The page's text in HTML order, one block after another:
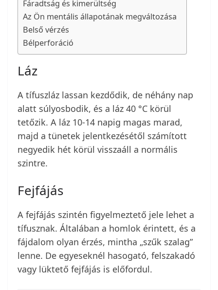
Fáradtság és kimerültség
Az Ön mentális állapotának megváltozása
Belső vérzés
Bélperforáció
Láz
A tífuszláz lassan kezdődik, de néhány nap
alatt súlyosbodik, és a láz 40 °C körül
tetőzik. A láz 10-14 napig magas marad,
majd a tünetek jelentkezésétől számított
negyedik hét körül visszaáll a normális
szintre.
Fejfájás
A fejfájás szintén figyelmeztető jele lehet a
tífusznak. Általában a homlok érintett, és a
fájdalom olyan érzés, mintha „szűk szalag”
lenne. De egyeseknél hasogató, felszakadó
vagy lüktető fejfájás is előfordul.